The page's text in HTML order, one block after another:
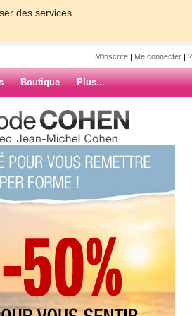
des services
M'inscrire | Me connecter |
Boutique Plus...
ARCHIVES